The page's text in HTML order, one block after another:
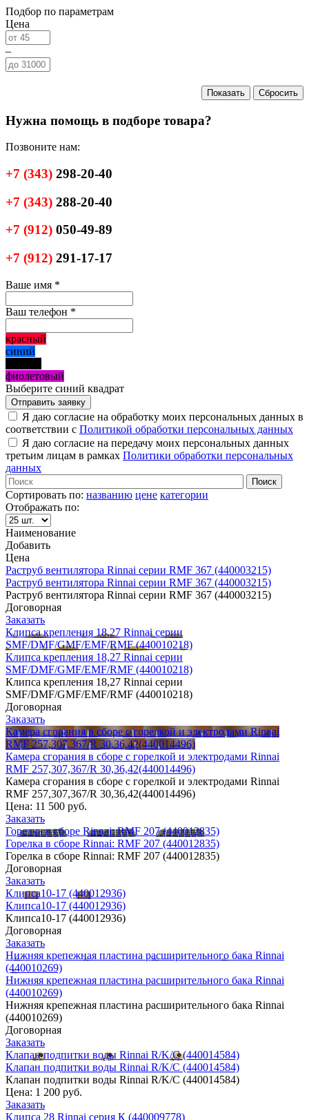
Подбор по параметрам
Цена
–
Нужна помощь в подборе товара?
Позвоните нам:
+7 (343) 298-20-40
+7 (343) 288-20-40
+7 (912) 050-49-89
+7 (912) 291-17-17
Ваше имя *
Ваш телефон *
красный
синий
фиолетовый
Выберите синий квадрат
Я даю согласие на обработку моих персональных данных в
соответствии с Политикой обработки персональных данных
Я даю согласие на передачу моих персональных данных
третьим лицам в рамках Политики обработки персональных
данных
Сортировать по: названию цене категории
Отображать по:
Наименование
Добавить
Цена
Раструб вентилятора Rinnai серии RMF 367 (440003215)
Раструб вентилятора Rinnai серии RMF 367 (440003215)
Раструб вентилятора Rinnai серии RMF 367 (440003215)
Договорная
Заказать
Клипса крепления 18,27 Rinnai серии
SMF/DMF/GMF/EMF/RMF (440010218)
Клипса крепления 18,27 Rinnai серии
SMF/DMF/GMF/EMF/RMF (440010218)
Клипса крепления 18,27 Rinnai серии
SMF/DMF/GMF/EMF/RMF (440010218)
Договорная
Заказать
Камера сгорания в сборе с горелкой и электродами Rinnai
RMF 257,307,367/R 30,36,42(440014496)
Камера сгорания в сборе с горелкой и электродами Rinnai
RMF 257,307,367/R 30,36,42(440014496)
Камера сгорания в сборе с горелкой и электродами Rinnai
RMF 257,307,367/R 30,36,42(440014496)
Цена: 11 500 руб.
Заказать
Горелка в сборе Rinnai: RMF 207 (440012835)
Горелка в сборе Rinnai: RMF 207 (440012835)
Горелка в сборе Rinnai: RMF 207 (440012835)
Договорная
Заказать
Клипса10-17 (440012936)
Клипса10-17 (440012936)
Клипса10-17 (440012936)
Договорная
Заказать
Нижняя крепежная пластина расширительного бака Rinnai
(440010269)
Нижняя крепежная пластина расширительного бака Rinnai
(440010269)
Нижняя крепежная пластина расширительного бака Rinnai
(440010269)
Договорная
Заказать
Клапан подпитки воды Rinnai R/K/C (440014584)
Клапан подпитки воды Rinnai R/K/C (440014584)
Клапан подпитки воды Rinnai R/K/C (440014584)
Цена: 1 200 руб.
Заказать
Клипса 28 Rinnai серия К (440009778)